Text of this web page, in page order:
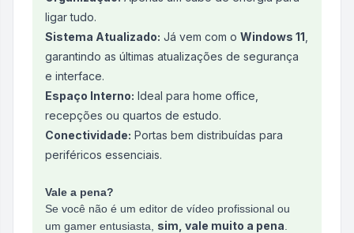
ligar tudo.
Sistema Atualizado: Já vem com o Windows 11
garantindo as últimas atualizações de segurança
e interface.
Espaço Interno: Ideal para home office,
recepções ou quartos de estudo.
Conectividade: Portas bem distribuídas para
periféricos essenciais.
Vale a pena?
Se você não é um editor de vídeo profissional ou
um gamer entusiasta, sim, vale muito a pena